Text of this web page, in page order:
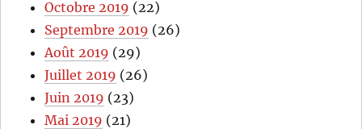
Octobre 2019 (22)
Septembre 2019 (26)
Août 2019 (29)
Juillet 2019 (26)
Juin 2019 (23)
Mai 2019 (21)